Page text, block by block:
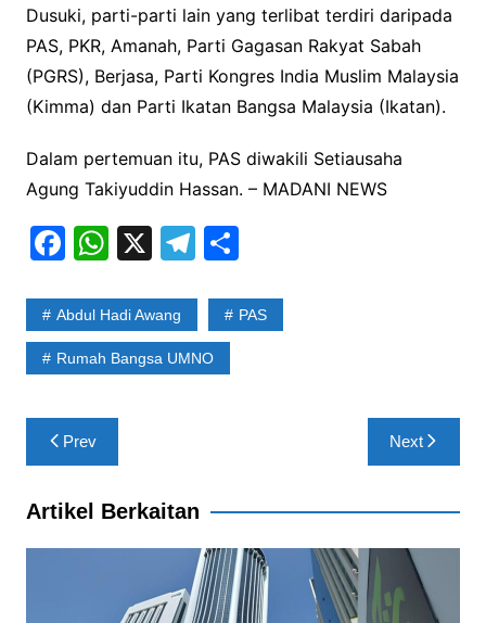
Dusuki, parti-parti lain yang terlibat terdiri daripada
PAS, PKR, Amanah, Parti Gagasan Rakyat Sabah
(PGRS), Berjasa, Parti Kongres India Muslim Malaysia
(Kimma) dan Parti Ikatan Bangsa Malaysia (Ikatan).
Dalam pertemuan itu, PAS diwakili Setiausaha
Agung Takiyuddin Hassan. – MADANI NEWS
F
c
e
b
o
o
W
at
s
A
p
X T
e
gr
a
S
ar
Abdul Hadi Awang PAS
Rumah Bangsa UMNO
Post
navigation
Prev Next
Artikel Berkaitan